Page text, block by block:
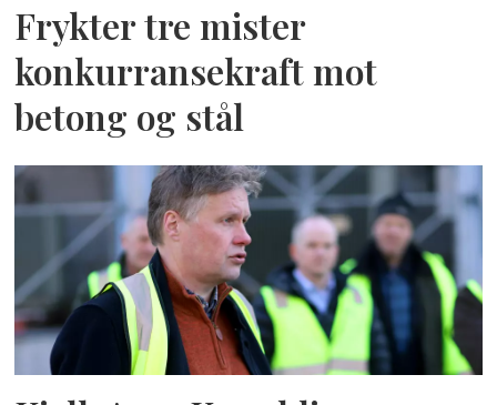
Frykter tre mister
konkurransekraft mot
betong og stål